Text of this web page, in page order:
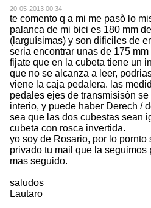
20-05-2013 00:34
te comento q a mi me pasò lo
palanca de mi bici es 180 mm
(larguísimas) y son dificiles de
seria encontrar unas de 175 mm
fijate que en la cubeta tiene un
que no se alcanza a leer,
viene la caja pedalera. las
pedales ejes de transmisisòn
interio, y puede haber Derech /
sea que las dos cubestas sean
cubeta con rosca invertida.
yo soy de Rosario, por lo pornto
privado tu mail que la seguimos
mas seguido.
saludos
Lautaro